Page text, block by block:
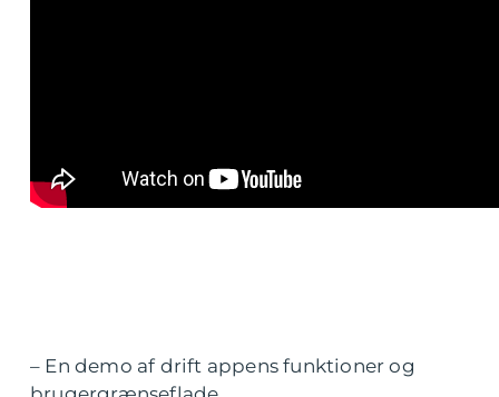
– En demo af drift appens funktioner og